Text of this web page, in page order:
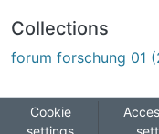
Collections
forum forschung 01
Cookie
settings